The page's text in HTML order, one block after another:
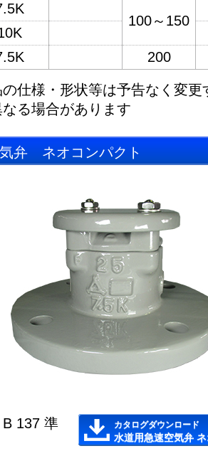
100～150
200
仕様・形状等は予告なく変更
る場合があります
弁 ネオコンパクト
137 準
カタログダウンロード
水道用急速空気弁